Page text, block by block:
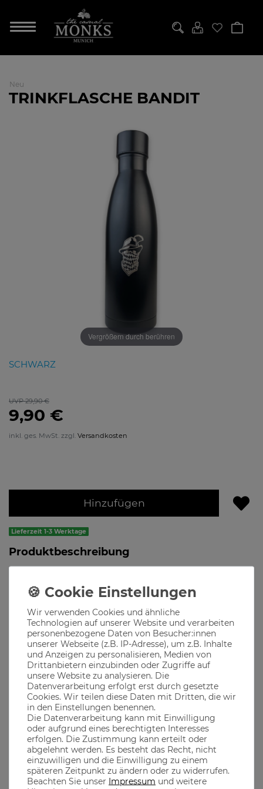
Neu
TRINKFLASCHE BANDIT
Vergrößern durch berühren
SCHWARZ
UVP 29,90 €
9,90 €
inkl. ges. MwSt. zzgl. Versandkosten
Hinzufügen
Lieferzeit 1-3 Werktage
Produktbeschreibung
Auch bei einer schönen Wanderung, oder einem
Ausflug immer mit dabei – ab jetzt gibt es eine
doppelwandige Vakuumflasche mit
auslaufsicheremVerschluss und unserem tollen
Bandit Motiv.
Nicht spülmaschinengeeignet
Material
Farbe: schwarz
Material: Edelstahl
Füllmenge: 500 ml
Nicht spülmaschinengeeignet
Wir verwenden Cookies und ähnliche
Technologien auf unserer Website und verarbeiten
personenbezogene Daten von Besucher:innen
unserer Webseite (z.B. IP-Adresse), um z.B. Inhalte
und Anzeigen zu personalisieren, Medien von
Drittanbietern einzubinden oder Zugriffe auf
unsere Website zu analysieren. Die
Datenverarbeitung erfolgt erst durch gesetzte
Cookies. Wir teilen diese Daten mit Dritten, die wir
in den Einstellungen benennen.
Die Datenverarbeitung kann mit Einwilligung
oder aufgrund eines berechtigten Interesses
erfolgen. Die Zustimmung kann erteilt oder
abgelehnt werden. Es besteht das Recht, nicht
einzuwilligen und die Einwilligung zu einem
späteren Zeitpunkt zu ändern oder zu widerrufen.
Beachten Sie unser Impressum und weitere